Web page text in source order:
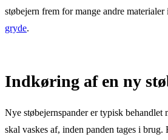
støbejern frem for mange andre
gryde.
Indkøring af en ny
Nye støbejernspander er typisk behandlet
skal vaskes af, inden panden tages i